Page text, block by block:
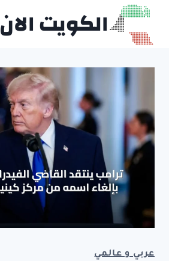
التجاوز
المحتوى
الكويت الان
عربي و عالمي